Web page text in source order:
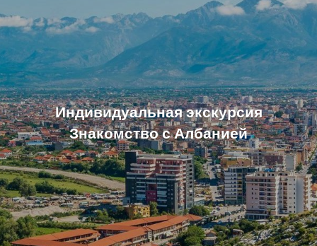
Индивидуальная экскурсия
Знакомство с Албанией